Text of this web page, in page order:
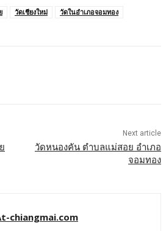
วัดเชียงใหม่
วัดในอำเภอจอมทอง
Next article
วัดหนองคัน ตำบลแม่สอย อำเภอ
จอมทอง
chiangmai.com